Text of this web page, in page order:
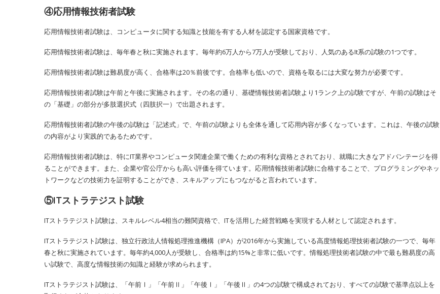
④応用情報技術者試験
応用情報技術者試験は、コンピュータに関する知識と技能を有する人材を認定する国家資格です。
応用情報技術者試験は、毎年春と秋に実施されます。毎年約6万人から7万人が受験しており、人気のあるIt系の試験の1つです。
応用情報技術者試験は難易度が高く、合格率は20％前後です。合格率も低いので、資格を取るには大変な努力が必要です。
応用情報技術者試験は午前と午後に実施されます。その名の通り、基礎情報技術者試験より1ランク上の試験ですが、午前の試験はそ
の「基礎」の部分が多肢選択式（四肢択一）で出題されます。
応用情報技術者試験の午後の試験は「記述式」で、午前の試験よりも全体を通して応用内容が多くなっています。これは、午後の試験
の内容がより実践的であるためです。
応用情報技術者試験は、特にIT業界やコンピュータ関連企業で働くための有利な資格とされており、就職に大きなアドバンテージを得
ることができます。また、企業や官公庁からも高い評価を得ています。応用情報技術者試験に合格することで、プログラミングやネッ
トワークなどの技術力を証明することができ、スキルアップにもつながると言われています。
⑤ITストラテジスト試験
ITストラテジスト試験は、スキルレベル4相当の難関資格で、ITを活用した経営戦略を実現する人材として認定されます。
ITストラテジスト試験は、独立行政法人情報処理推進機構（IPA）が2016年から実施している高度情報処理技術者試験の一つで、毎年
春と秋に実施されています。毎年約4,000人が受験し、合格率は約15%と非常に低いです。情報処理技術者試験の中で最も難易度の高
い試験で、高度な情報技術の知識と経験が求められます。
ITストラテジスト試験は、「午前Ⅰ」「午前Ⅱ」「午後Ⅰ」「午後Ⅱ」の4つの試験で構成されており、すべての試験で基準点以上を